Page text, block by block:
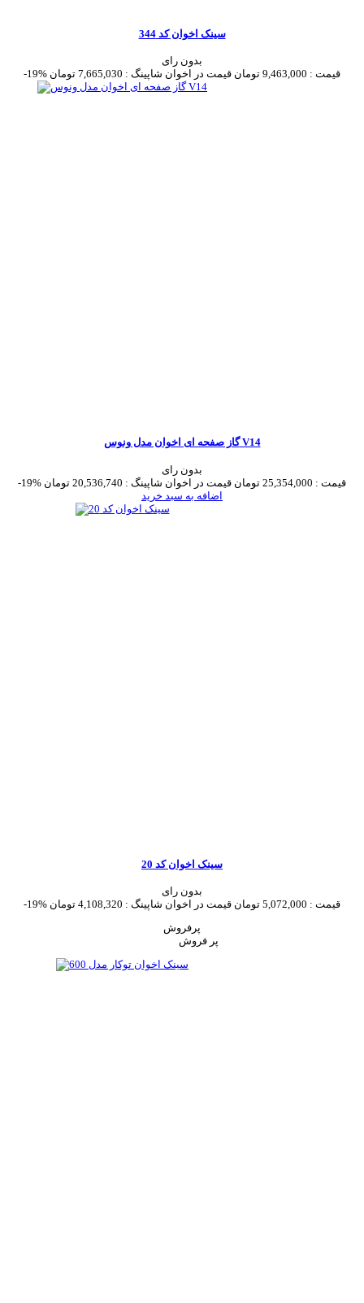
سینک اخوان کد 344
بدون رای
-19%
قیمت : 9,463,000 تومان قیمت در اخوان شاپینگ : 7,665,030 تومان
گاز صفحه ای اخوان مدل ونوس V14
بدون رای
-19%
قیمت : 25,354,000 تومان قیمت در اخوان شاپینگ : 20,536,740 تومان
اضافه به سبد خرید
سینک اخوان کد 20
بدون رای
-19%
قیمت : 5,072,000 تومان قیمت در اخوان شاپینگ : 4,108,320 تومان
پرفروش